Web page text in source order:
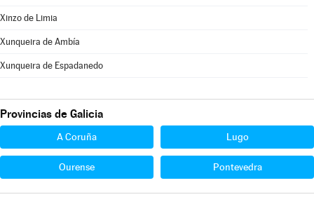
Xinzo de Limia
Xunqueira de Ambía
Xunqueira de Espadanedo
Provincias de Galicia
A Coruña Lugo
Ourense Pontevedra